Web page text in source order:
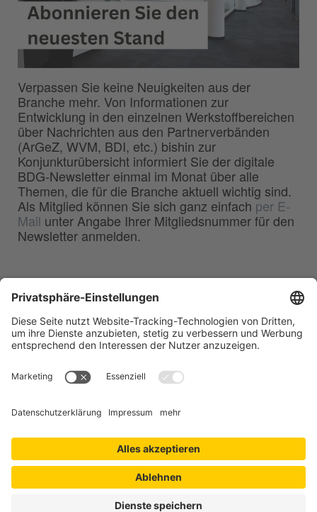
Verpassen Sie keine Neuigkeiten aus der
Branche mehr. Von Informationen zur
Entwicklung in den einzelnen Werkstoffbereichen
über Nachrichten aus den Partnerverbänden
(ArGeZ, WVM, BDI, etc.) bishin zur
Konjunkturübersicht informiert Sie der digitale
BDG-Newsletter einmal im Monat über alle
Themen, die für die Branche aktuell wichtig sind.
Als Mitglied können Sie sich ganz einfach per E-
Mail unter Angabe Ihrer Mitgliedsnummer für den
Newsletter anmelden.
Deutschen Gießerei-Industrie e.V.
40549 Düsseldorf
Telefon:0211 - 68 71 - 03
0211 - 68 71 - 3333
E-Mail:info(at)bdguss.de